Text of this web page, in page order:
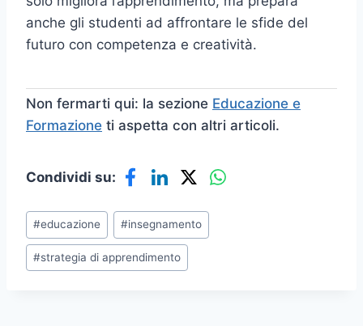
anche gli studenti ad affrontare le sfide del
futuro con competenza e creatività.
Non fermarti qui: la sezione Educazione e
Formazione ti aspetta con altri articoli.
Condividi su:
Tag
articolo:
#educazione #insegnamento
#strategia di apprendimento